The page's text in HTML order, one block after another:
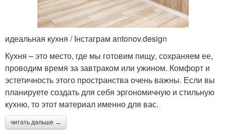
идеальная кухня / Інстаграм antonov.design
Кухня – это место, где мы готовим пищу, сохраняем ее,
проводим время за завтраком или ужином. Комфорт и
эстетичность этого пространства очень важны. Если вы
планируете создать для себя эргономичную и стильную
кухню, то этот материал именно для вас.
читать дальше →